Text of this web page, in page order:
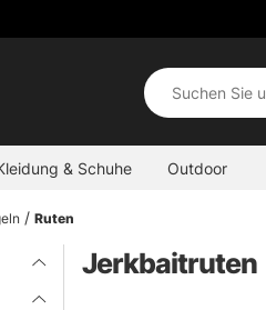
& Schuhe Outdoor
Ruten
Jerkbaitruten